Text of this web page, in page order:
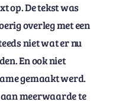
op. De tekst was
overleg met een
niet wat er nu
En ook niet
gemaakt werd.
meerwaarde te